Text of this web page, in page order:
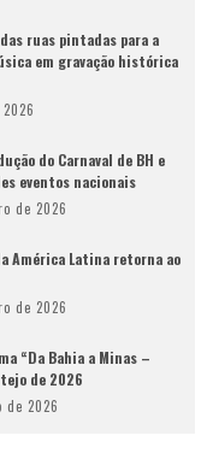
ruas pintadas para a
em gravação histórica
do Carnaval de BH e
eventos nacionais
de 2026
América Latina retorna ao
de 2026
“Da Bahia a Minas –
de 2026
de 2026